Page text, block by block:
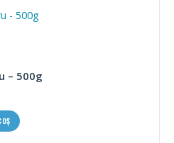
– 500g